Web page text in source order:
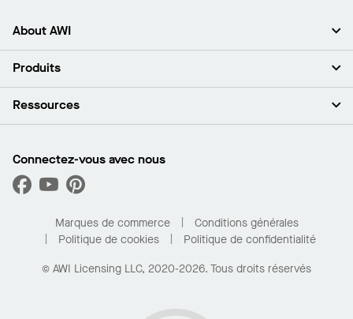
About AWI
À propos de nous
Espace presse
Développement durable
Quelles sont mes options d’achat?
Produits
Plafonds
Capacités sur mesure
Performance
Ressources
Trouver un distributeur
Trouver un distributeur
Pour la maison
Connectez-vous avec nous
Marques de commerce
Conditions générales
Politique de cookies
Politique de confidentialité
© AWI Licensing LLC, 2020-2026. Tous droits réservés